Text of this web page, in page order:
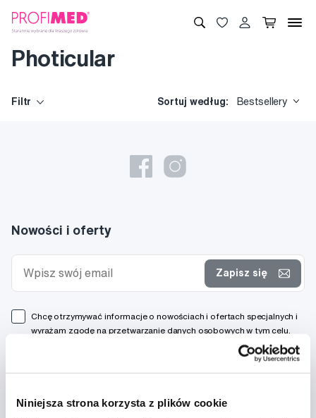
Niniejsza strona korzysta z plików cookie
Photicular
Filtr Sortuj według: Bestsellery
Nowości i oferty
Zapisz się
Chcę otrzymywać informacje o nowościach i ofertach specjalnych i
wyrażam zgodę na przetwarzanie danych osobowychw tym celu.